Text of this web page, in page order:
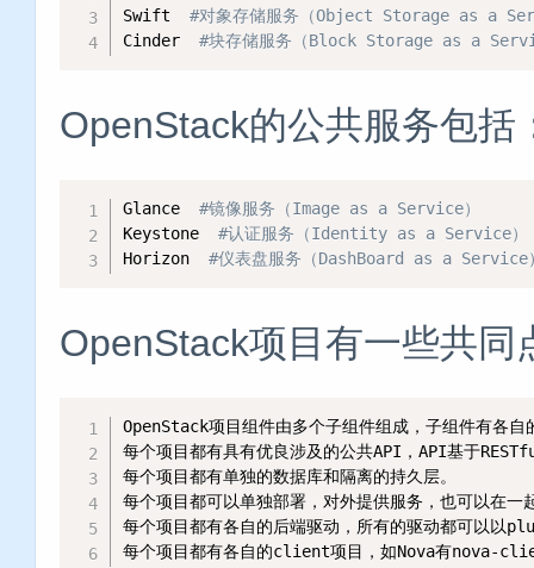
Swift #对象存储服务（Object Storage as a
Cinder #块存储服务（Block Storage as a
OpenStack的公共服务包括
Glance #镜像服务（Image as a Service）
Keystone #认证服务（Identity as a Service）
Horizon #仪表盘服务（DashBoard as a Service
OpenStack项目有一些共同
OpenStack项目组件由多个子组件组成，子组件有各自
每个项目都有具有优良涉及的公共API，API基于
每个项目都有单独的数据库和隔离的持久层。
每个项目都可以单独部署，对外提供服务，也可以在一
每个项目都有各自的后端驱动，所有的驱动都可以以
每个项目都有各自的client项目，如Nova有nova-